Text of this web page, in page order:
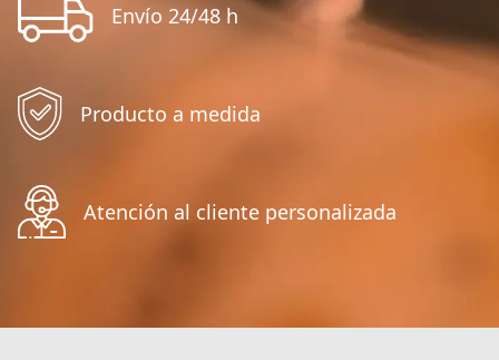
Envío 24/48 h
Producto a medida
Atención al cliente personalizada